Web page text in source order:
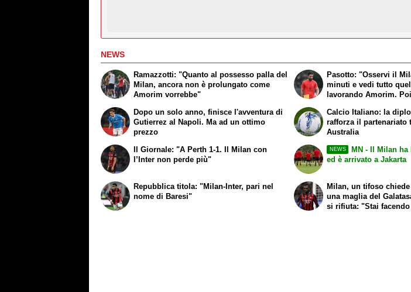
NEWS
Ramazzotti: "Quanto al possesso palla del
Milan, ancora non è prolungato come
Amorim vorrebbe"
Dopo un solo anno, finisce l'avventura di
Gutierrez al Napoli. Ma ad un ottimo
prezzo
Pasotto: "Osservi il
minuti e vedi tutto
lavorando Amorim.
Calcio Italiano: la
rafforza il partenariato
Australia
Il Giornale: "A Perth 1-1. Il Milan con
l’Inter non perde più"
Repubblica titola: "Milan-Inter, pari nel
nome di Baresi"
NEWS
MN - Il Milan
ed è arrivato a Jakarta
Milan, un tifoso
una maglia del
si rifiuta: "Stai